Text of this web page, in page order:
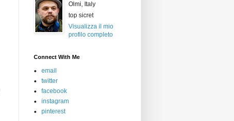
Olmi, Italy
top sicret
Visualizza il mio
profilo completo
Connect With Me
email
twitter
facebook
instagram
pinterest